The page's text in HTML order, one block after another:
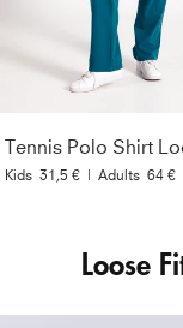
Kids 31,5 € | Adults 64 €
Loose